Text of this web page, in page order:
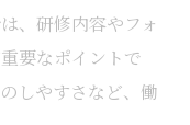
、研修内容やフォ
要なポイントで
しやすさなど、働